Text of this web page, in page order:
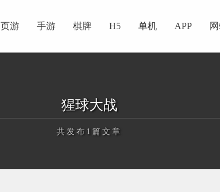
页游 手游 棋牌 H5 单机 APP
猩球大战
共发布1篇文章